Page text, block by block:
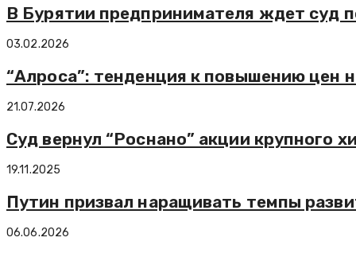
В Бурятии предпринимателя ждет суд
03.02.2026
“Алроса”: тенденция к повышению цен
21.07.2026
Суд вернул “Роснано” акции крупного
19.11.2025
Путин призвал наращивать темпы
06.06.2026